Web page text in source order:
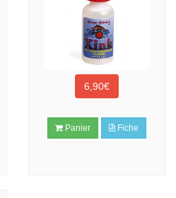
6,90€
Panier Fiche